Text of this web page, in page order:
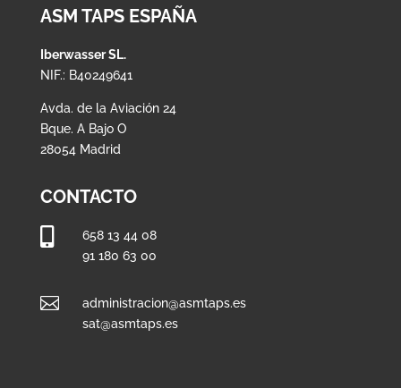
ASM TAPS ESPAÑA
Iberwasser SL.
NIF.: B40249641
Avda. de la Aviación 24
Bque. A Bajo O
28054 Madrid
CONTACTO
658 13 44 08
91 180 63 00

administracion@asmtaps.es
sat@asmtaps.es